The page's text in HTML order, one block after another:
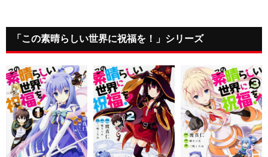
「この素晴らしい世界に祝福を！」シリーズ